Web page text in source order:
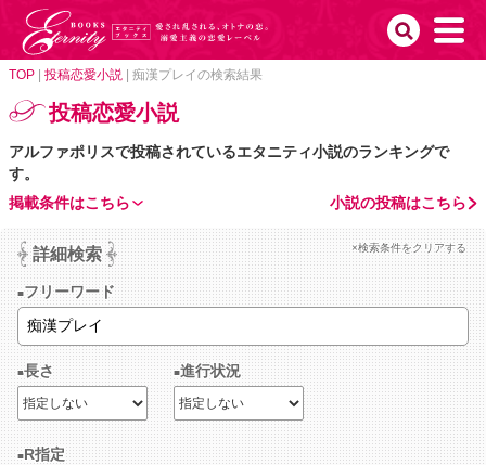
TOP 投稿恋愛小説 痴漢プレイの検索結果
投稿恋愛小説
アルファポリスで投稿されているエタニティ小説のランキングで
す。
小説の投稿はこちら
掲載条件はこちら
詳細検索 ×検索条件をクリアする
フリーワード
長さ 進行状況
R指定